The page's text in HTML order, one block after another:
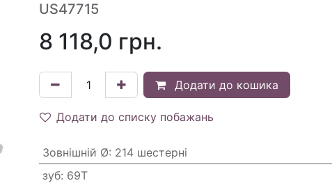
US47715
8 118,0 грн.
Додати до кошика
Додати до списку побажань
Зовнішній Ø: 214 шестерні
зуб: 69T